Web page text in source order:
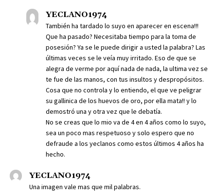
YECLANO1974
También ha tardado lo suyo en aparecer en escena!!!
Que ha pasado? Necesitaba tiempo para la toma de
posesión? Ya se le puede dirigir a usted la palabra? Las
últimas veces se le veía muy irritado. Eso de que se
alegra de verme por aquí nada de nada, la ultima vez se
te fue de las manos, con tus insultos y despropósitos.
Cosa que no controla y lo entiendo, el que ve peligrar
su gallinica de los huevos de oro, por ella mata!! y lo
demostró una y otra vez que le debatía.
No se creas que lo mio va de 4 en 4 años como lo suyo,
sea un poco mas respetuoso y solo espero que no
defraude a los yeclanos como estos últimos 4 años ha
hecho.
YECLANO1974
Una imagen vale mas que mil palabras.